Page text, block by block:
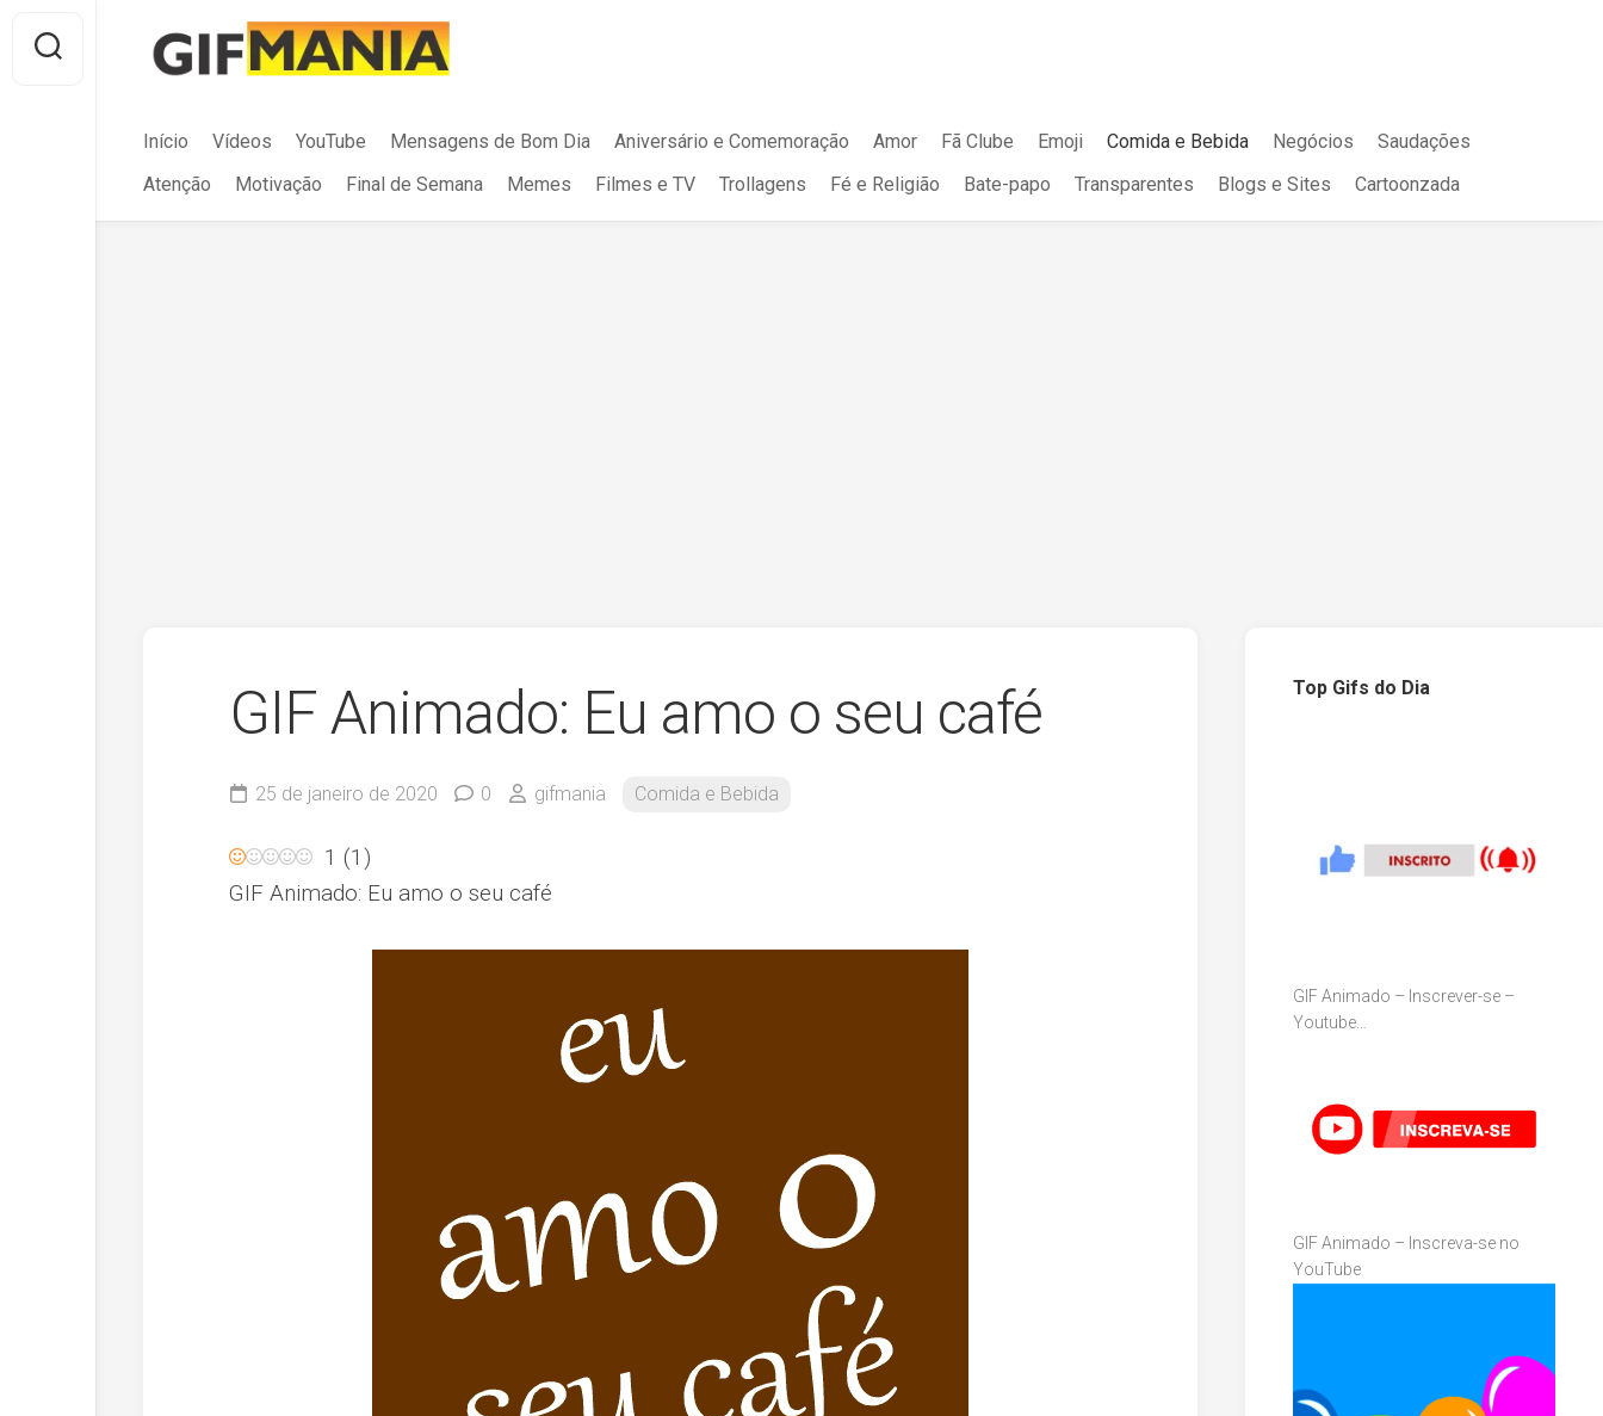
content
Início Vídeos YouTube Mensagens de Bom Dia Aniversário e Comemoração Amor Fã Clube Emoji Comida e Bebida Negócios
Saudações
Atenção
Motivação Final de Semana Memes Filmes e TV Trollagens Fé e Religião Bate-papo Transparentes Blogs e Sites Cartoonzada
GIF Animado: Eu amo o seu café
25 de janeiro de 2020 0 gifmania Comida e Bebida
1 (1 )
GIF Animado: Eu amo o seu café
Top Gifs do Dia
GIF Animado – Inscrever-se –
Youtube…
GIF Animado – Inscreva-se no
YouTube